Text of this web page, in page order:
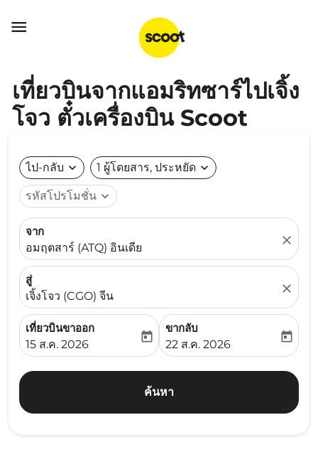

เที่ยวบินจากแอมริทซาร์ไปเจิ้ง
โจว ตั๋วเครื่องบิน Scoot
ไป-กลับ expand_more 1 ผู้โดยสาร, ประหยัด expand_more
รหัสโปรโมชั่น expand_more
จาก
อมฤตสาร์ (ATQ) อินเดีย
close
สู่
เจิ้งโจว (CGO) จีน
close
เที่ยวบินขาออก
fc-booking-departure-date-aria-label
15 ส.ค. 2026
today
ขากลับ
fc-booking-return-date-
22 ส.ค. 2026
today
ค้นหา